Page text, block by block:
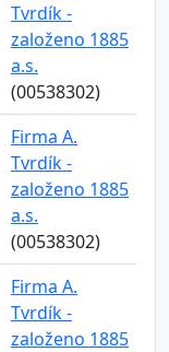
Tvrdík -
založeno 1885
a.s.
(00538302)
Firma A.
Tvrdík -
založeno 1885
a.s.
(00538302)
Firma A.
Tvrdík -
založeno 1885